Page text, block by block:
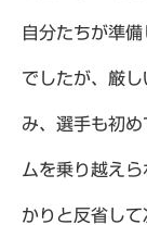
自分たちが準
でしたが、厳
み、選手も初
ムを乗り越え
かりと反省して